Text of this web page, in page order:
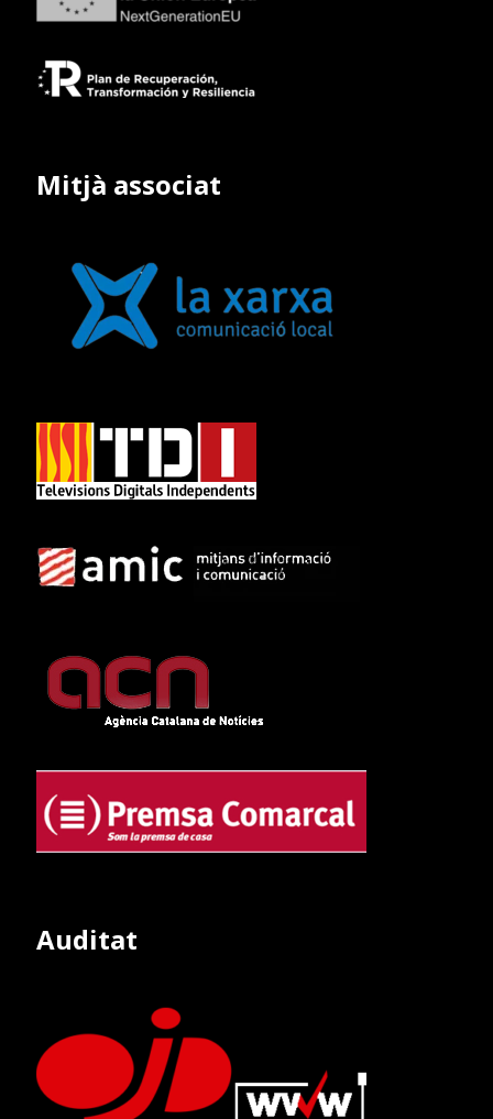
Mitjà associat
Auditat